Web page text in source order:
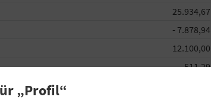
25.934,67
- 7.878,94
12.100,00
511,29
„Profil“